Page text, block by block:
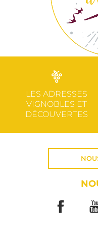
LES ADRESSES
VIGNOBLES ET
DÉCOUVERTES